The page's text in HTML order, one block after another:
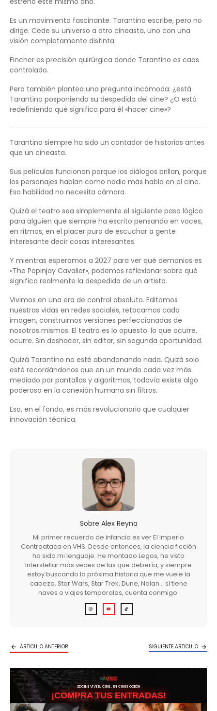
Es un movimiento fascinante. Tarantino escribe, pero no
dirige. Cede su universo a otro cineasta, uno con una
visión completamente distinta.
Fincher es precisión quirúrgica donde Tarantino es caos
controlado.
Pero también plantea una pregunta incómoda: ¿está
Tarantino posponiendo su despedida del cine? ¿O está
redefiniendo qué significa para él «hacer cine»?
Tarantino siempre ha sido un contador de historias antes
que un cineasta.
Sus películas funcionan porque los diálogos brillan, porque
los personajes hablan como nadie más habla en el cine.
Esa habilidad no necesita cámara.
Quizá el teatro sea simplemente el siguiente paso lógico
para alguien que siempre ha escrito pensando en voces,
en ritmos, en el placer puro de escuchar a gente
interesante decir cosas interesantes.
Y mientras esperamos a 2027 para ver qué demonios es
«The Popinjay Cavalier», podemos reflexionar sobre qué
significa realmente la despedida de un artista.
Vivimos en una era de control absoluto. Editamos
nuestras vidas en redes sociales, retocamos cada
imagen, construimos versiones perfeccionadas de
nosotros mismos. El teatro es lo opuesto: lo que ocurre,
ocurre. Sin deshacer, sin editar, sin segunda oportunidad.
Quizá Tarantino no esté abandonando nada. Quizá solo
esté recordándonos que en un mundo cada vez más
mediado por pantallas y algoritmos, todavía existe algo
poderoso en la conexión humana sin filtros.
Eso, en el fondo, es más revolucionario que cualquier
innovación técnica.
Sobre Alex Reyna
Mi primer recuerdo de infancia es ver El Imperio
Contraataca en VHS. Desde entonces, la ciencia ficción
ha sido mi lenguaje. He montado Legos, he visto
Interstellar más veces de las que debería, y siempre
estoy buscando la próxima historia que me vuele la
cabeza. Star Wars, Star Trek, Dune, Nolan… si tiene
naves o viajes temporales, cuenta conmigo.
ARTICULO ANTERIOR SIGUIENTE ARTICULO
3DCINE VIVE EL CINE… EN CINES ODEÓN
¡COMPRA TUS ENTRADAS!